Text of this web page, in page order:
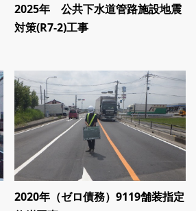
2025年 公共下水道管路施設地震
対策(R7-2)工事
2020年（ゼロ債務）9119舗装指定